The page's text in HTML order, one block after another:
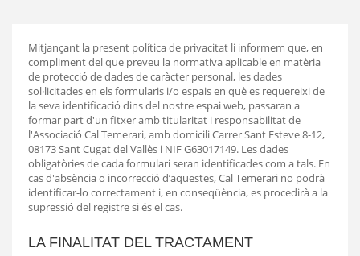
Mitjançant la present política de privacitat li informem que, en
compliment del que preveu la normativa aplicable en matèria
de protecció de dades de caràcter personal, les dades
sol·licitades en els formularis i/o espais en què es requereixi de
la seva identificació dins del nostre espai web, passaran a
formar part d'un fitxer amb titularitat i responsabilitat de
l'Associació Cal Temerari, amb domicili Carrer Sant Esteve 8-12,
08173 Sant Cugat del Vallès i NIF G63017149. Les dades
obligatòries de cada formulari seran identificades com a tals. En
cas d'absència o incorrecció d’aquestes, Cal Temerari no podrà
identificar-lo correctament i, en conseqüència, es procedirà a la
supressió del registre si és el cas.
LA FINALITAT DEL TRACTAMENT